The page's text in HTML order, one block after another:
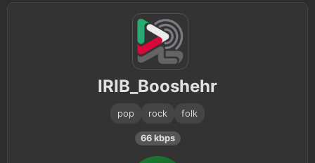
IRIB_Booshehr
pop rock folk
66 kbps